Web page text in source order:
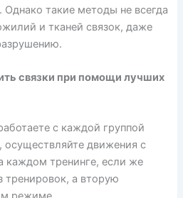
такие методы не всегда
и тканей связок, даже
связки при помощи лучших
с каждой группой
движения с
каждом тренинге, если же
тренировок, а вторую